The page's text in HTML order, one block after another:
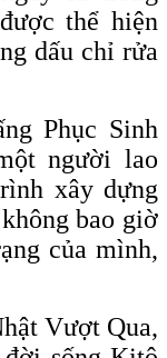
thể hiện
dấu chỉ rửa
Phục Sinh
người lao
xây dựng
bao giờ
của mình,
Vượt Qua,